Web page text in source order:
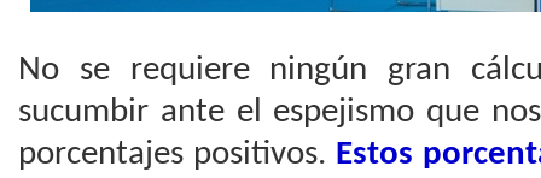
No se requiere ningún gran
sucumbir ante el espejismo que
porcentajes positivos. Estos